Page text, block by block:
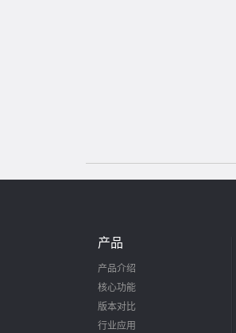
产品
产品介绍
核心功能
版本对比
行业应用